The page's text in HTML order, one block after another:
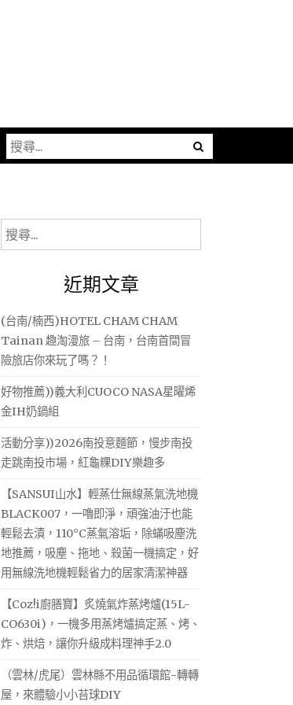
搜
尋
字:
搜
尋
近期文章
(台南/楠西)HOTEL CHAM CHAM
Tainan 趣淘漫旅 – 台南，台南首間冒
險旅店你來玩了嗎？！
好物推薦))義大利CUOCO NASA星曜烯
金IH奶鍋組
活動分享))2026南投意麵節，慢步南投
走跳南投市場，紅龜粿DIY樂趣多
【SANSUI山水】輕蒸仕無線蒸氣洗地機
BLACK007，一嚕即淨，頑強油汙也能
輕鬆去漬，110°C蒸氣溶垢，除蟎吸塵洗
地推薦，吸塵、拖地、殺菌一機搞定，好
用無線洗地機輕鬆省力的居家清潔神器
【Coz!i廚膳寶】炙燒氣炸蒸烤爐(15L-
CO630i)，一機多用蒸烤爐搞定蒸、烤、
炸、烘焙，讓你升級成料理神手2.0
（雲林/虎尾）雲林縣不用品循環館-轉轉
屋，來體驗小小苔球DIY